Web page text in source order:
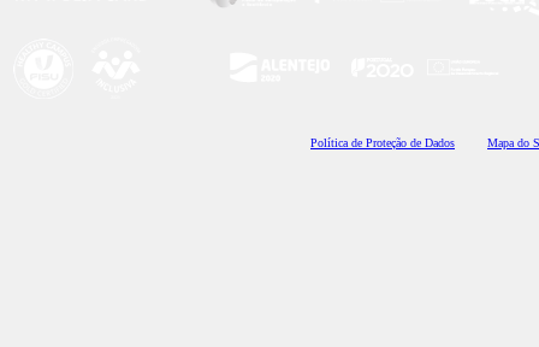
Política de Proteção de Dados Mapa do